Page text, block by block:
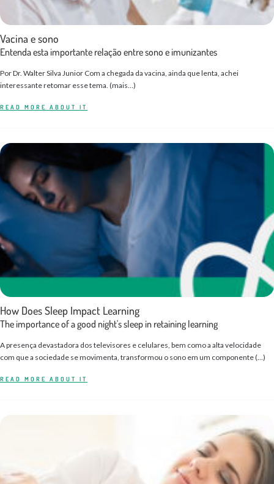
Vacina e sono
Entenda esta importante relação entre sono e imunizantes
Por Dr. Walter Silva Junior Com a chegada da vacina, ainda que lenta, achei
interessante retomar esse tema. (mais…)
READ MORE ABOUT IT
How Does Sleep Impact Learning
The importance of a good night's sleep in retaining learning
A presença devastadora dos televisores e celulares, bem como a alta velocidade
com que a sociedade se movimenta, transformou o sono em um componente (…)
READ MORE ABOUT IT